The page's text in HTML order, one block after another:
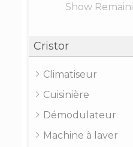
Show
Cristor
Climatiseur
Cuisinière
Démodulateur
Machine à laver